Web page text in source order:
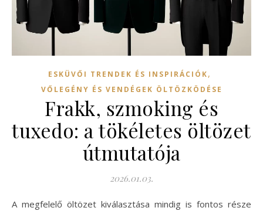
ESKÜVŐI TRENDEK ÉS INSPIRÁCIÓK,
VŐLEGÉNY ÉS VENDÉGEK ÖLTÖZKÖDÉSE
Frakk, szmoking és
tuxedo: a tökéletes öltözet
útmutatója
2026.01.03.
A megfelelő öltözet kiválasztása mindig is fontos része